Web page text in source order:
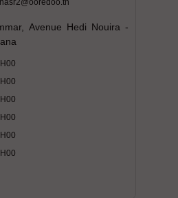
Avenue Hedi Nouira -